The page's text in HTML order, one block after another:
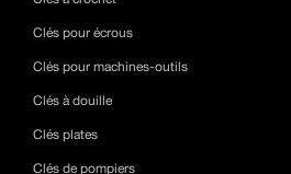
Clés pour écrous
Clés pour machines-outils
Clés à douille
Clés plates
Clés de pompiers